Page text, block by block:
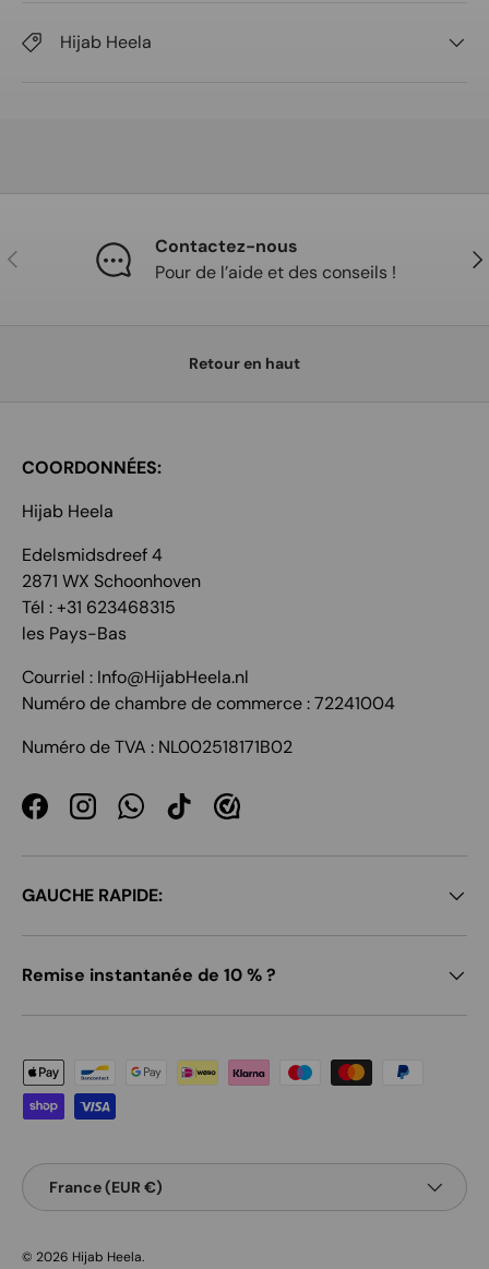
Hijab Heela
Précédent
Contactez-nous
Pour de l’aide et des conseils !
Retour en haut
COORDONNÉES:
Hijab Heela
Edelsmidsdreef 4
2871 WX Schoonhoven
Tél : +31 623468315
les Pays-Bas
Courriel : Info@HijabHeela.nl
Numéro de chambre de commerce : 72241004
Numéro de TVA : NL002518171B02
FacebookInstagramWhatsApp
TikTok
GAUCHE RAPIDE:
Remise instantanée de 10 % ?
Moyens de paiement acceptés
Pays
France (EUR €)
© 2026 Hijab Heela.